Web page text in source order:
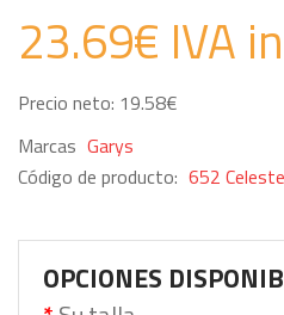
23.69€ IVA
Precio neto: 19.58€
Marcas Garys
Código de producto: 652 Celeste
OPCIONES